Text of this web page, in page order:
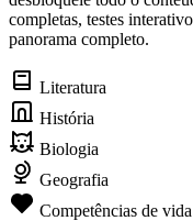
completas, testes
panorama completo.
Literatura
História
Biologia
Geografia
Competências de vida